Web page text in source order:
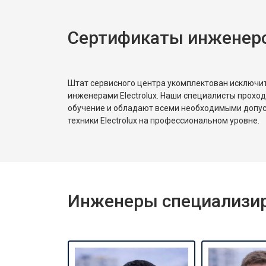
Замена платы сенсорного
Замена панели управления
Замена ТЭН
Ремонт/замена датчика
Сертификаты
Штат сервисного центра укомплектован
инженерами Electrolux. Наши специалисты
обучение и обладают всеми необходимыми
техники Electrolux на профессиональном уровне.
Инженеры